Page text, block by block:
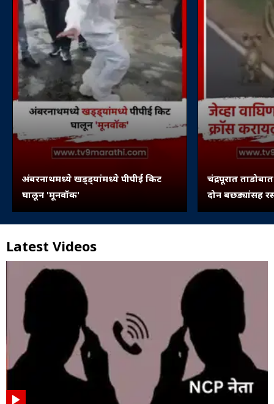
अंबरनाथमध्ये खड्ड्यांमध्ये पीपीई किट
घालून 'मूनवॉक'
चंद्रपूरात
दोन बछड्यांसह
Latest Videos